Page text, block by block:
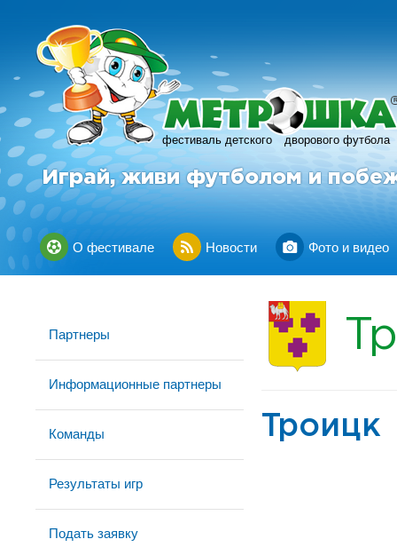
фестиваль детского дворового футбола
R
Играй, живи футболом и
О фестивале Новости Фото и видео
Партнеры
Информационные партнеры
Команды
Результаты игр
Подать заявку
Троицк